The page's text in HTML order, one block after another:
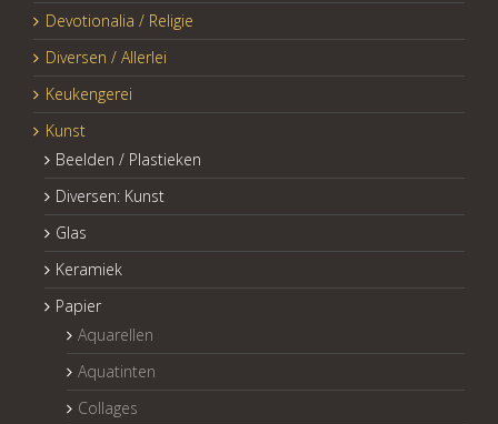
Devotionalia / Religie
Diversen / Allerlei
Keukengerei
Kunst
Beelden / Plastieken
Diversen: Kunst
Glas
Keramiek
Papier
Aquarellen
Aquatinten
Collages